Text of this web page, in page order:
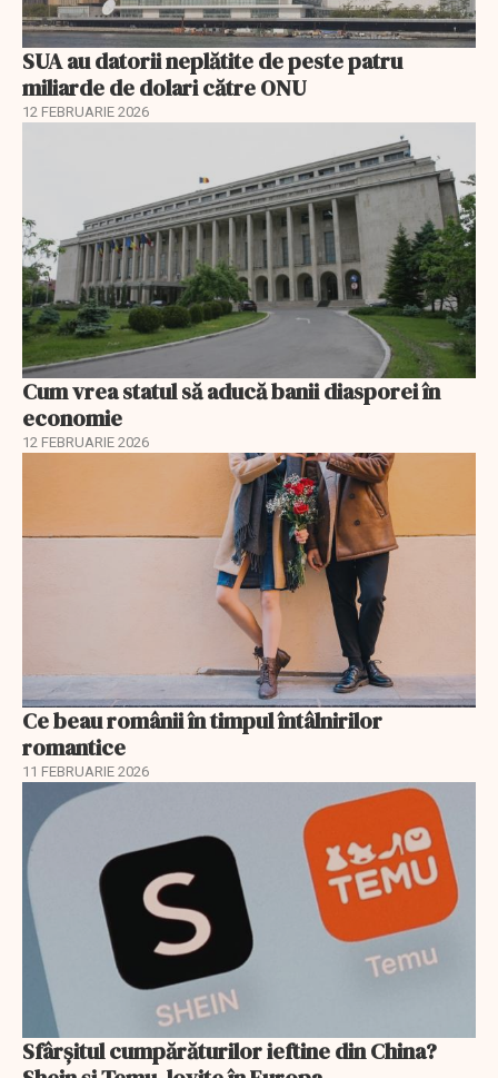
SUA au datorii neplătite de peste patru
miliarde de dolari către ONU
12 FEBRUARIE 2026
Cum vrea statul să aducă banii diasporei în
economie
12 FEBRUARIE 2026
Ce beau românii în timpul întâlnirilor
romantice
11 FEBRUARIE 2026
Sfârșitul cumpărăturilor ieftine din China?